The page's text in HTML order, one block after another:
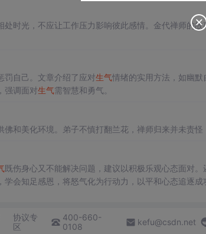
时光，不应让工作压力影响彼此感情。金代禅师的
罚自己。文章介绍了应对生气情绪的实用方法，如幽
强调面对生气需智慧和勇气。
佛和美化环境。弟子不慎打翻兰花，禅师归来并未责怪
既伤身心又不能解决问题，建议以积极乐观心态面对
会知足感恩，将怒气化为行动力，以平和心态追逐成
协议专
区
400-660-
0108
kefu@csdn.net